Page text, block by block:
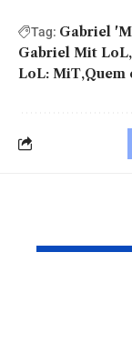
Tag: Gabriel
Gabriel Mit LoL
LoL: MiT Quem